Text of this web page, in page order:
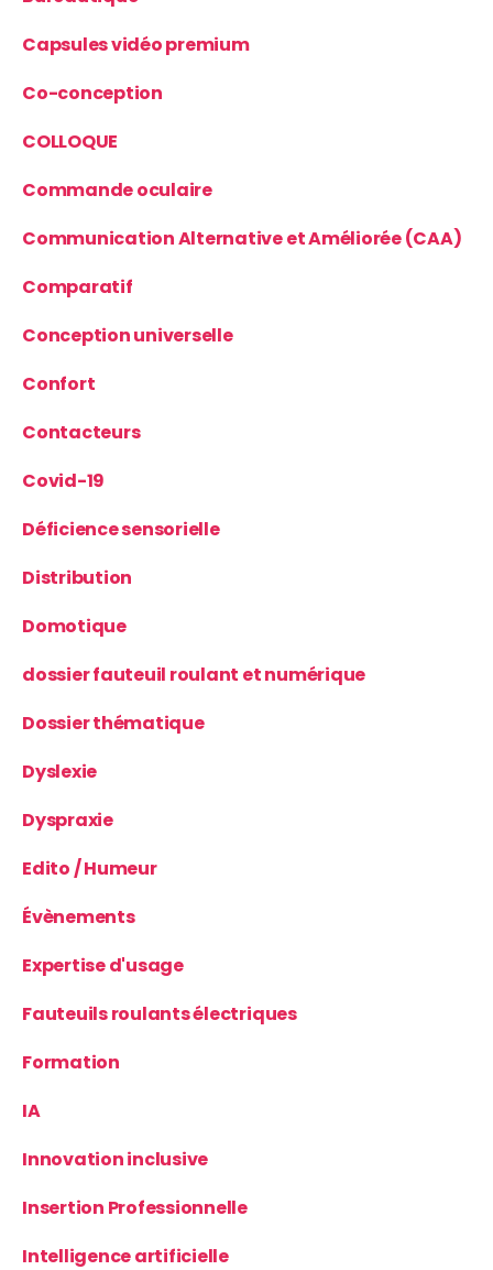
Capsules vidéo premium
Co-conception
COLLOQUE
Commande oculaire
Communication Alternative et Améliorée (CAA)
Comparatif
Conception universelle
Confort
Contacteurs
Covid-19
Déficience sensorielle
Distribution
Domotique
dossier fauteuil roulant et numérique
Dossier thématique
Dyslexie
Dyspraxie
Edito / Humeur
Évènements
Expertise d'usage
Fauteuils roulants électriques
Formation
IA
Innovation inclusive
Insertion Professionnelle
Intelligence artificielle